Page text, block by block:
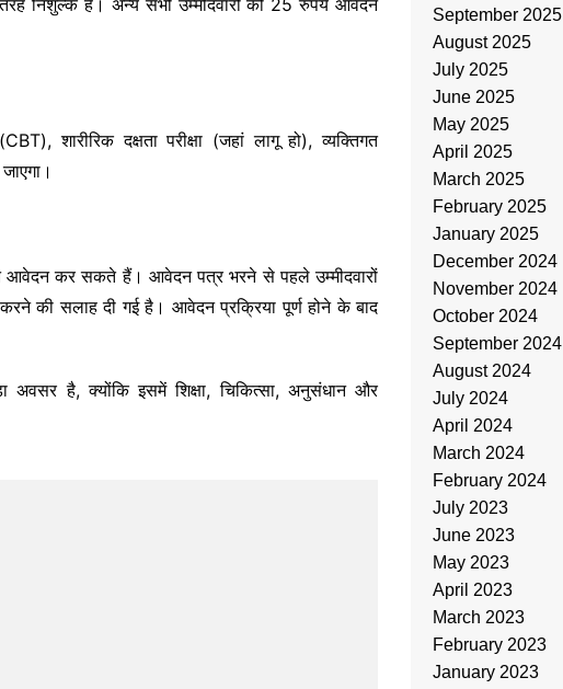
शारीरिक दक्षता परीक्षा (जहां लागू हो), व्यक्तिगत
आवेदन कर सकते हैं। आवेदन पत्र भरने से पहले उम्मीदवारों
की सलाह दी गई है। आवेदन प्रक्रिया पूर्ण होने के बाद
अवसर है, क्योंकि इसमें शिक्षा, चिकित्सा, अनुसंधान और
September 2025
August 2025
July 2025
June 2025
May 2025
April 2025
March 2025
February 2025
January 2025
December 2024
November 2024
October 2024
September 2024
August 2024
July 2024
April 2024
March 2024
February 2024
July 2023
June 2023
May 2023
April 2023
March 2023
February 2023
January 2023